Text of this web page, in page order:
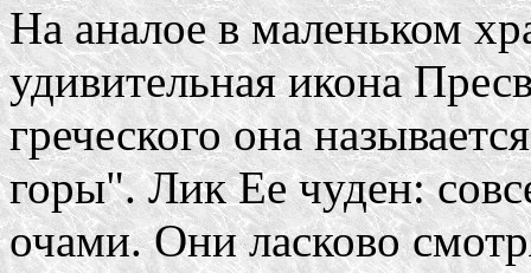
На аналое в маленьком
удивительная икона
греческого она
горы". Лик Ее чуден:
очами. Они ласково